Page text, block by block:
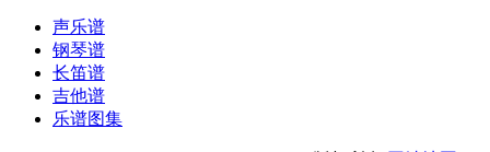
声乐谱
钢琴谱
长笛谱
吉他谱
乐谱图集